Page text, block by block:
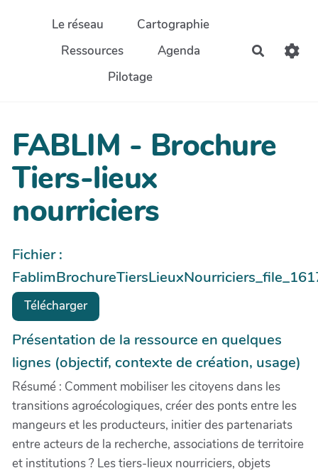
Aller au contenu principal
Le réseau
Cartographie
Ressources
Agenda
Pilotage
FABLIM - Brochure
Tiers-lieux
nourriciers
Fichier :
Télécharger
Présentation de la ressource en quelques
lignes (objectif, contexte de création, usage)
Résumé : Comment mobiliser les citoyens dans les
transitions agroécologiques, créer des ponts entre les
mangeurs et les producteurs, initier des partenariats
entre acteurs de la recherche, associations de territoire
et institutions ? Les tiers-lieux nourriciers, objets